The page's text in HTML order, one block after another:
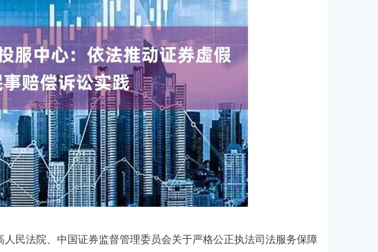
法院、中国证券监督管理委员会关于严格公正执法司法服务保障